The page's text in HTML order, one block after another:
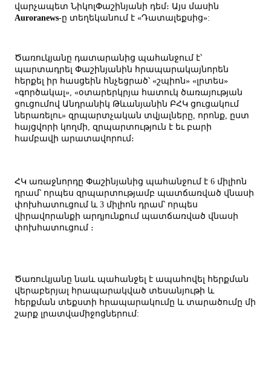
վարչապետ ՆիկոլՓաշինյանի դեմ։ Այս մասին
Auroranews-ը տեղեկանում է «Դատալեքսից»:
Ծառուկյանը դատարանից պահանջում է՝
պարտադրել Փաշինյանին հրապարակայնորեն
հերքել իր հասցեին հնչեցրած՝ «շպիոն» «լրտես»
«գործակալ», «օտարերկրյա հատուկ ծառայության
ցուցումով Անդրանիկ Թևանյանին ԲՀԿ ցուցակում
ներառելու» զրպարտչական տվյալները, որոնք, ըստ
հայցվորի կողմի, զրպարտություն է եւ բարի
համբավի արատավորում։
ՀԿ առաջնորդը Փաշինյանից պահանջում է 6 միլիոն
դրամ՝ որպես զրպարտությամբ պատճառված վնասի
փոխհատուցում և 3 միլիոն դրամ՝ որպես
վիրավորանքի արդյունքում պատճառված վնասի
փոխհատուցում ։
Ծառուկյանը նաև պահանջել է ապահովել հերքման
վերաբերյալ հրապարակված տեսանյութի և
հերքման տեքստի հրապարակումը և տարածումը մի
շարք լրատվամիջոցներում: